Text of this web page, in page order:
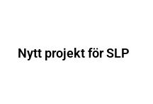
Nytt projekt för SLP